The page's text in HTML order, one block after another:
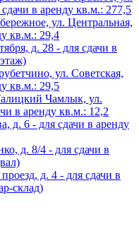
в аренду кв.м.: 277,5
ул. Центральная,
кв.м.: 29,4
д. 28 - для сдачи в
ул. Советская,
кв.м.: 29,5
Чамлык, ул.
в аренду кв.м.: 12,2
д. 6 - для сдачи в аренду
д. 8/4 - для сдачи в
д. 4 - для сдачи в
склад)